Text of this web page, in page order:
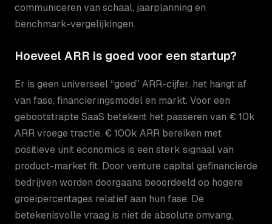
communiceren van schaal, jaarplanning en
benchmark-vergelijkingen.
Hoeveel ARR is goed voor een startup?
Er is geen universeel “goed” ARR-cijfer, het hangt af
van fase, financieringsmodel en markt. Voor een
gebootstrapte SaaS betekent het passeren van € 10k
ARR vroege tractie. € 100k ARR bereiken met
positieve unit economics is een sterk signaal van
product-market fit. Door venture capital gefinancierde
bedrijven worden doorgaans beoordeeld op hogere
groeipercentages relatief aan hun fase. De
betekenisvolle vraag is niet de absolute omvang,